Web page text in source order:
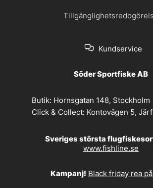
Kundservice
Söder Sportfiske AB
Butik: Hornsgatan 148, Stockholm
Click & Collect: Kontovägen 5,
Sveriges största
www.fishline.se
Kampanj! Black friday rea